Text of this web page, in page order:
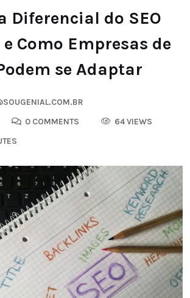
Diferencial do SEO
e Como Empresas de
se Adaptar
0 COMMENTS
64 VIEWS